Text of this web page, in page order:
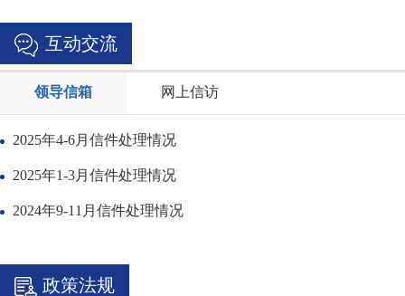
互动交流
领导信箱 网上信访
2025年4-6月信件处理情况
2025年1-3月信件处理情况
2024年9-11月信件处理情况
政策法规